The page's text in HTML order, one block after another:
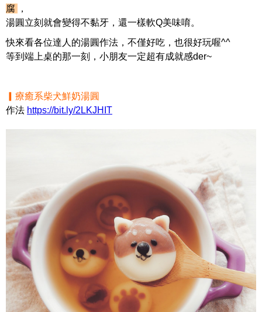
腐
，
湯圓立刻就會變得不黏牙，還一樣軟Q美味唷。
快來看各位達人的湯圓作法，不僅好吃，也很好玩喔^^
等到端上桌的那一刻，小朋友一定超有成就感der~
▎療癒系柴犬鮮奶湯圓
作法 https://bit.ly/2LKJHIT